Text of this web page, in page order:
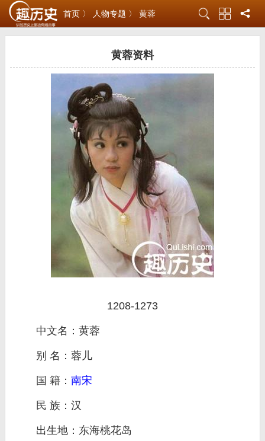
首页 〉 人物专题 〉 黄蓉
黄蓉资料
1208-1273
中文名：黄蓉
别 名：蓉儿
国 籍： 南宋
民 族：汉
出生地：东海桃花岛